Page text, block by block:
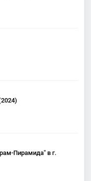
Пирамида" в г.